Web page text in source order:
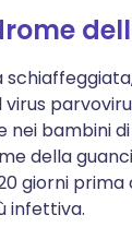
bambini
della
giorni
infettiva.